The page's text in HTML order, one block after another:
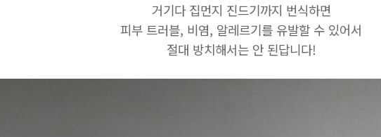
거기다 집먼지 진드기까지 번식하면
피부 트러블, 비염, 알레르기를 유발할 수 있어서
절대 방치해서는 안 된답니다!